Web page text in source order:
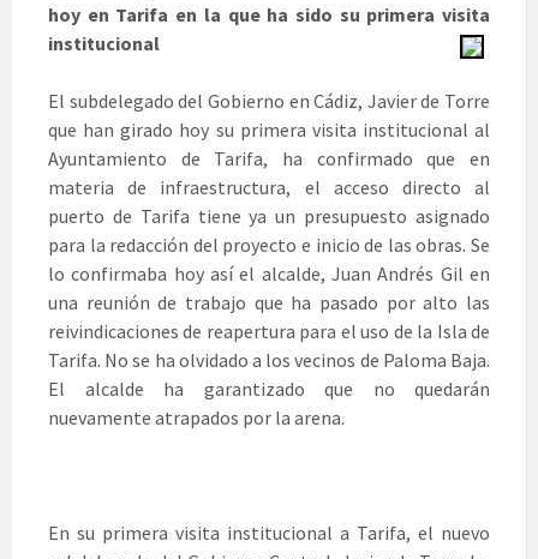
hoy en Tarifa en la que ha sido su primera visita
institucional
El subdelegado del Gobierno en Cádiz, Javier de Torre
que han girado hoy su primera visita institucional al
Ayuntamiento de Tarifa, ha confirmado que en
materia de infraestructura, el acceso directo al
puerto de Tarifa tiene ya un presupuesto asignado
para la redacción del proyecto e inicio de las obras. Se
lo confirmaba hoy así el alcalde, Juan Andrés Gil en
una reunión de trabajo que ha pasado por alto las
reivindicaciones de reapertura para el uso de la Isla de
Tarifa. No se ha olvidado a los vecinos de Paloma Baja.
El alcalde ha garantizado que no quedarán
nuevamente atrapados por la arena.
En su primera visita institucional a Tarifa, el nuevo